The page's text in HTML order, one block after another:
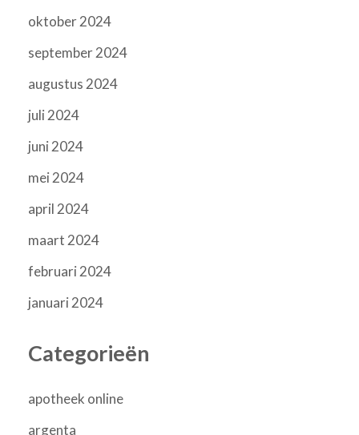
oktober 2024
september 2024
augustus 2024
juli 2024
juni 2024
mei 2024
april 2024
maart 2024
februari 2024
januari 2024
Categorieën
apotheek online
argenta